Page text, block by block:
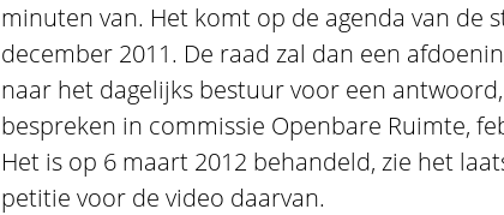
minuten van. Het komt op de agenda van de
december 2011. De raad zal dan een
naar het dagelijks bestuur voor een
bespreken in commissie Openbare Ruimte,
Het is op 6 maart 2012 behandeld, zie het
petitie voor de video daarvan.